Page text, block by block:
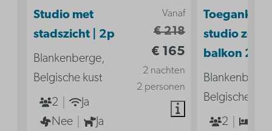
Vanaf
€ 218
€ 165
2 nachten
2 personen
Studio met
stadszicht | 2p
Blankenberge,
Belgische kust
2
Ja
Nee
Ja
studio
balkon 2p
Belgische
2